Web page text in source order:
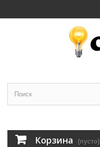
Корзина (пусто)